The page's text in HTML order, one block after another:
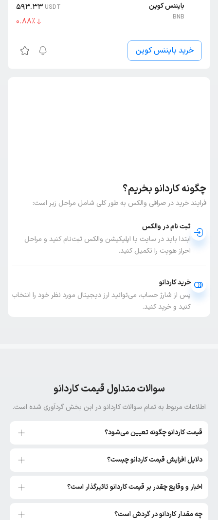
بایننس کوین
BNB
593.33 USDT
٪0.88
خرید بایننس کوین
چگونه کاردانو بخریم؟
فرایند خرید در صرافی والکس به طور کلی شامل مراحل زیر است:
ثبت نام در والکس
ابتدا باید در سایت یا اپلیکیشن والکس ثبت‌نام کنید و مراحل
احراز هویت را تکمیل کنید.
خرید کاردانو
پس از شارژ حساب، می‌توانید ارز دیجیتال مورد نظر خود را انتخاب
کنید و خرید کنید.
سوالات متداول قیمت کاردانو
اطلاعات مربوط به تمام سوالات کاردانو در این بخش گردآوری شده است.
قیمت کاردانو چگونه تعیین می‌شود؟
دلایل افزایش قیمت کاردانو چیست؟
اخبار و وقایع چقدر بر قیمت کاردانو تاثیرگذار است؟
چه مقدار کاردانو در گردش است؟